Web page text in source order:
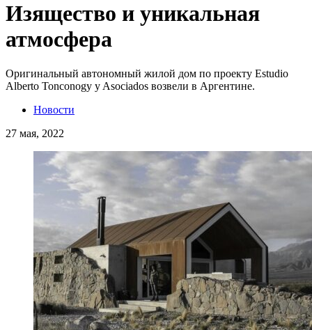
Изящество и уникальная
атмосфера
Оригинальный автономный жилой дом по проекту Estudio
Alberto Tonconogy y Asociados возвели в Аргентине.
Новости
27 мая, 2022